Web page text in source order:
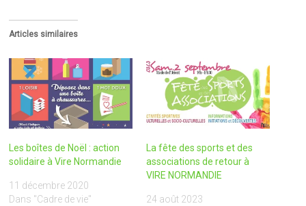
Articles similaires
Les boîtes de Noël : action
solidaire à Vire Normandie
11 décembre 2020
Dans "Cadre de vie"
La fête des sports et des
associations de retour à
VIRE NORMANDIE
24 août 2023